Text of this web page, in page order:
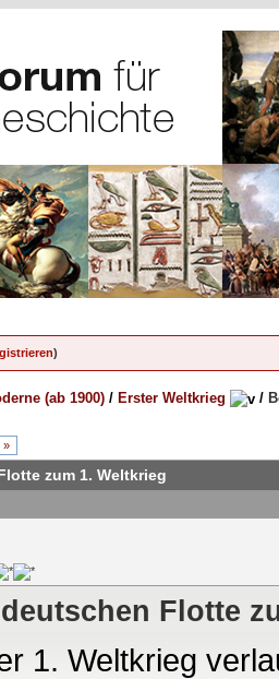
)
(ab 1900) / Erster Weltkrieg /
»
zum 1. Weltkrieg
Flotte
1. Weltkrieg